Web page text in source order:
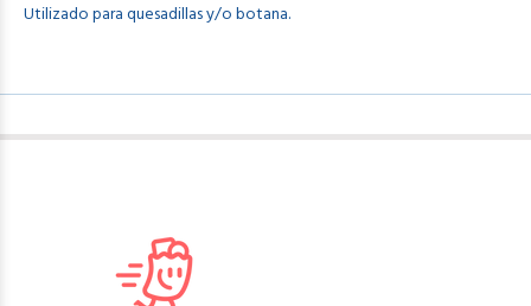
Utilizado para quesadillas y/o botana.